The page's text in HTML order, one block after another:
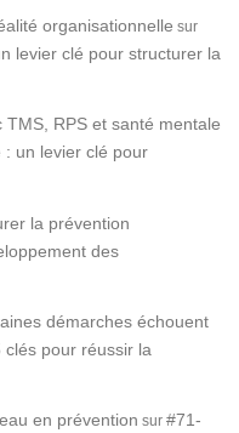
organisationnelle sur
levier clé pour structurer la
RPS et santé mentale
un levier clé pour
la prévention
des
démarches échouent
pour réussir la
en prévention sur #71-